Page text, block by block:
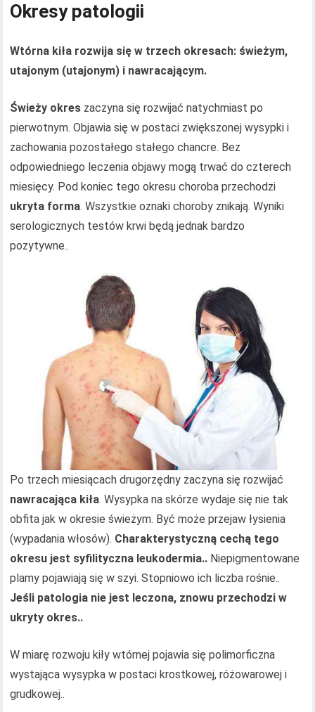
Okresy patologii
Wtórna kiła rozwija się w trzech okresach: świeżym,
utajonym (utajonym) i nawracającym.
Świeży okres zaczyna się rozwijać natychmiast po
pierwotnym. Objawia się w postaci zwiększonej wysypki i
zachowania pozostałego stałego chancre. Bez
odpowiedniego leczenia objawy mogą trwać do czterech
miesięcy. Pod koniec tego okresu choroba przechodzi
ukryta forma. Wszystkie oznaki choroby znikają. Wyniki
serologicznych testów krwi będą jednak bardzo
pozytywne..
Po trzech miesiącach drugorzędny zaczyna się rozwijać
nawracająca kiła. Wysypka na skórze wydaje się nie tak
obfita jak w okresie świeżym. Być może przejaw łysienia
(wypadania włosów). Charakterystyczną cechą tego
okresu jest syfilityczna leukodermia.. Niepigmentowane
plamy pojawiają się w szyi. Stopniowo ich liczba rośnie..
Jeśli patologia nie jest leczona, znowu przechodzi w
ukryty okres..
W miarę rozwoju kiły wtórnej pojawia się polimorficzna
wystająca wysypka w postaci krostkowej, różowarowej i
grudkowej..